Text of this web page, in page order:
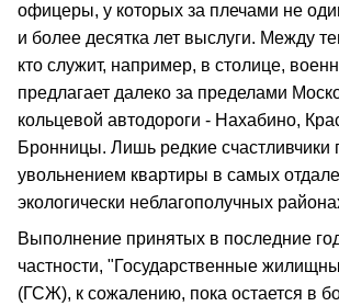
офицеры, у которых за плечами не
и более десятка лет выслуги. Между
кто служит, например, в столице,
предлагает далеко за пределами
кольцевой автодороги - Нахабино,
Бронницы. Лишь редкие счастливчики
увольнением квартиры в самых
экологически неблагополучных
Выполнение принятых в последние
частности, "Государственные
(ГСЖ), к сожалению, пока остается в